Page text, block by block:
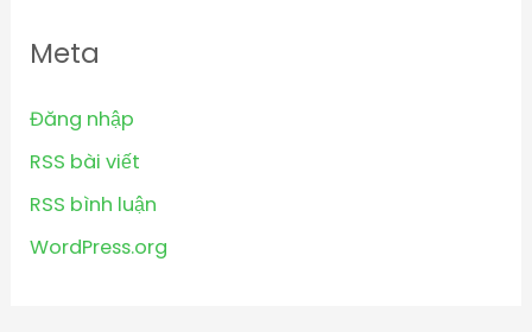
Meta
Đăng nhập
RSS bài viết
RSS bình luận
WordPress.org